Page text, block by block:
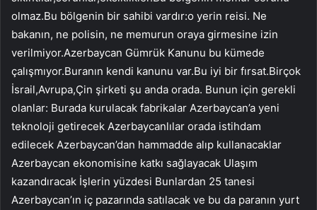
olmaz.Bu bölgenin bir sahibi vardır:o yerin reisi. Ne
bakanın, ne polisin, ne memurun oraya girmesine izin
verilmiyor.Azerbaycan Gümrük Kanunu bu kümede
çalışmıyor.Buranın kendi kanunu var.Bu iyi bir fırsat.Birçok
İsrail,Avrupa,Çin şirketi şu anda orada. Bunun için gerekli
olanlar: Burada kurulacak fabrikalar Azerbaycan’a yeni
teknoloji getirecek Azerbaycanlılar orada istihdam
edilecek Azerbaycan’dan hammadde alıp kullanacaklar
Azerbaycan ekonomisine katkı sağlayacak Ulaşım
kazandıracak İşlerin yüzdesi Bunlardan 25 tanesi
Azerbaycan’ın iç pazarında satılacak ve bu da paranın yurt